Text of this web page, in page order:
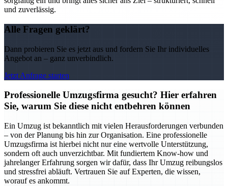
und zuverlässig.
Alle Fragen geklärt?
Dann probieren Sie es jetzt aus und fordern Sie Ihr individuelles
Angebot an – ganz unverbindlich.
Jetzt Anfrage starten
Professionelle Umzugsfirma gesucht? Hier erfahren
Sie, warum Sie diese nicht entbehren können
Ein Umzug ist bekanntlich mit vielen Herausforderungen verbunden
– von der Planung bis hin zur Organisation. Eine professionelle
Umzugsfirma ist hierbei nicht nur eine wertvolle Unterstützung,
sondern oft auch unverzichtbar. Mit fundiertem Know-how und
jahrelanger Erfahrung sorgen wir dafür, dass Ihr Umzug reibungslos
und stressfrei abläuft. Vertrauen Sie auf Experten, die wissen,
worauf es ankommt.